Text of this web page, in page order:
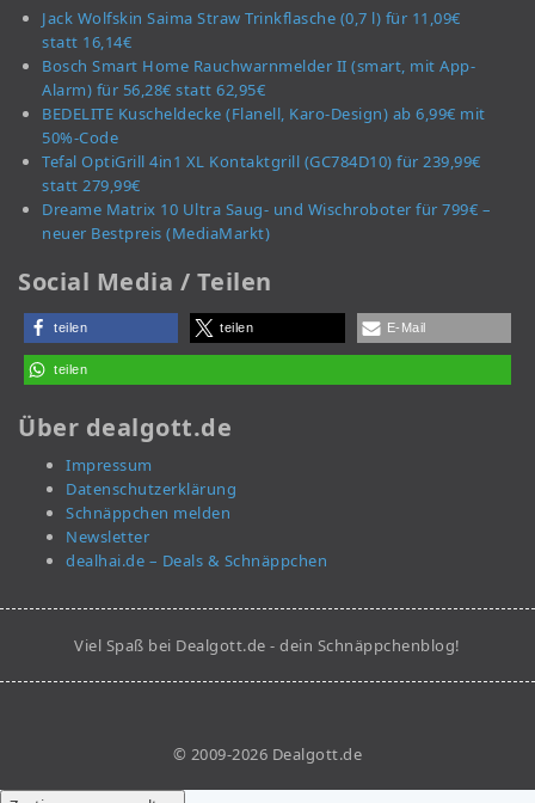
Jack Wolfskin Saima Straw Trinkflasche (0,7 l) für 11,09€
statt 16,14€
Bosch Smart Home Rauchwarnmelder II (smart, mit App-
Alarm) für 56,28€ statt 62,95€
BEDELITE Kuscheldecke (Flanell, Karo-Design) ab 6,99€ mit
50%-Code
Tefal OptiGrill 4in1 XL Kontaktgrill (GC784D10) für 239,99€
statt 279,99€
Dreame Matrix 10 Ultra Saug- und Wischroboter für 799€ –
neuer Bestpreis (MediaMarkt)
Social Media / Teilen
teilen teilen E-Mail
teilen
Über dealgott.de
Impressum
Datenschutzerklärung
Schnäppchen melden
Newsletter
dealhai.de – Deals & Schnäppchen
Viel Spaß bei Dealgott.de - dein Schnäppchenblog!
© 2009-2026 Dealgott.de